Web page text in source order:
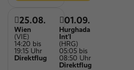
25.08.
Wien
(VIE)
14:20 bis
19:15 Uhr
Direktflug
01.09.
Hurghada
Int'l
(HRG)
05:05 bis
08:50 Uhr
Direktflug